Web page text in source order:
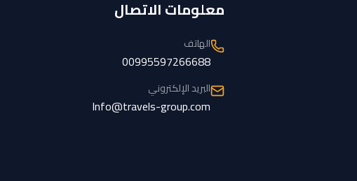
معلومات الاتصال
الهاتف
00995597266688
البريد الإلكتروني
Info@travels-group.com